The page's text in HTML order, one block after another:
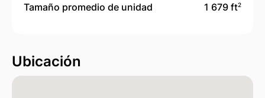
Tamaño promedio de unidad 1 679 ft2
Ubicación